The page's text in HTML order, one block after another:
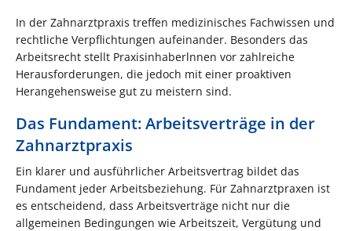
In der Zahnarztpraxis treffen medizinisches Fachwissen und
rechtliche Verpflichtungen aufeinander. Besonders das
Arbeitsrecht stellt Praxisinhaberlnnen vor zahlreiche
Herausforderungen, die jedoch mit einer proaktiven
Herangehensweise gut zu meistern sind.
Das Fundament: Arbeitsverträge in der
Zahnarztpraxis
Ein klarer und ausführlicher Arbeitsvertrag bildet das
Fundament jeder Arbeitsbeziehung. Für Zahnarztpraxen ist
es entscheidend, dass Arbeitsverträge nicht nur die
allgemeinen Bedingungen wie Arbeitszeit, Vergütung und